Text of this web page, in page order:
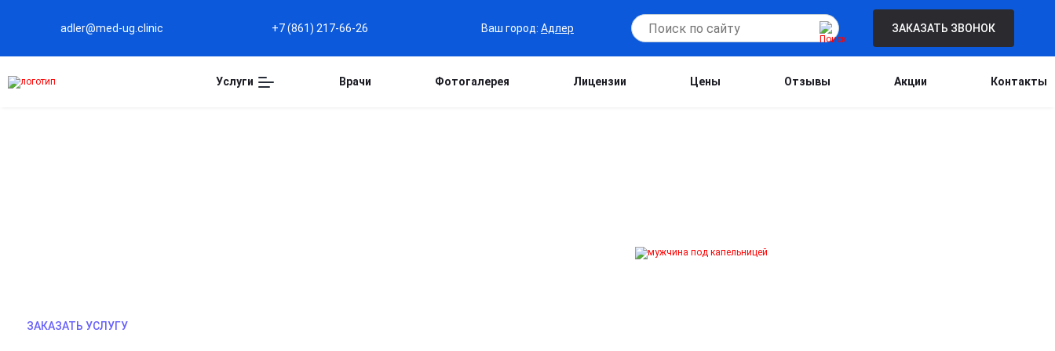
adler@med-ug.clinic +7 (861) 217-66-26 Ваш город: Адлер ЗАКАЗАТЬ ЗВОНОК
Услуги Врачи Фотогалерея Лицензии Цены Отзывы Акции Контакты
ЗАКАЗАТЬ УСЛУГУ